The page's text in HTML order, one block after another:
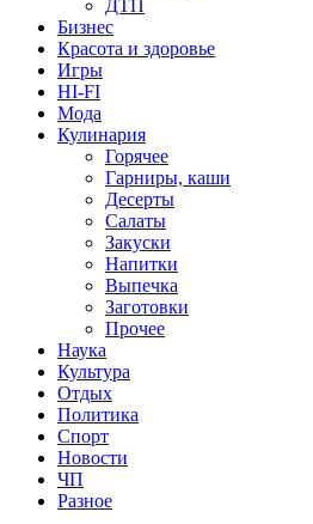
ДТП
Бизнес
Красота и здоровье
Игры
HI-FI
Мода
Кулинария
Горячее
Гарниры, каши
Десерты
Салаты
Закуски
Напитки
Выпечка
Заготовки
Прочее
Наука
Культура
Отдых
Политика
Спорт
Новости
ЧП
Разное